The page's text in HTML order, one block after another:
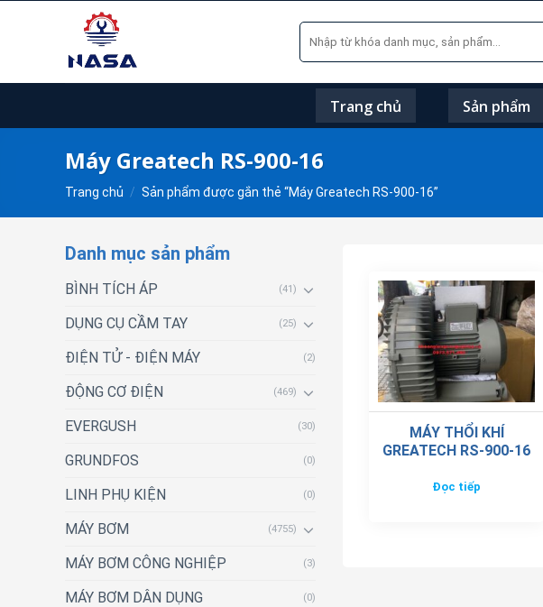
Tìm
kiếm:
Trang chủ Sản phẩm
Máy Greatech RS-900-16
Trang chủ / Sản phẩm được gắn thẻ “Máy Greatech RS-900-16”
Danh mục sản phẩm
BÌNH TÍCH ÁP (41)
DỤNG CỤ CẦM TAY (25)
ĐIỆN TỬ - ĐIỆN MÁY (2)
ĐỘNG CƠ ĐIỆN (469)
EVERGUSH (30)
GRUNDFOS (0)
LINH PHỤ KIỆN (0)
MÁY BƠM (4755)
MÁY BƠM CÔNG NGHIỆP (3)
MÁY BƠM DÂN DỤNG (0)
MÁY THỔI KHÍ
GREATECH RS-900-16
Đọc tiếp